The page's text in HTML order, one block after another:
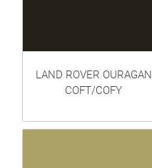
LAND ROVER OURAGAN
COFT/COFY